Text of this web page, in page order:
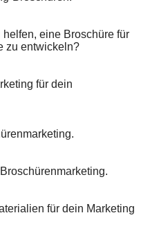
eine Broschüre für
zu entwickeln?
für dein
für dein Marketing